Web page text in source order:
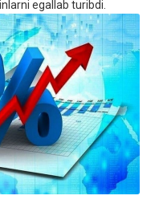
egallab turibdi.